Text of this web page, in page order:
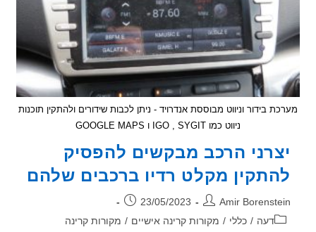
בידור וניווט מבוססת אנדרויד - ניתן לכבות שידורים ולהתקין תוכנות
הרכב מבקשים להפסיק
מקלט רדיו ברכבים שלהם
Amir פורסם:
23/05/2023
כללי / מקורות קרינה אישיים / מקורות קרינה